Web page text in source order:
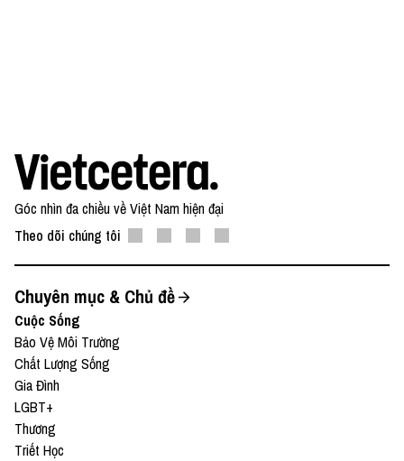
● Buy me a coffee:
https://www.buymeacoffee.com/vietcetera
team@vietcetera.com
Góc nhìn đa chiều về Việt Nam hiện đại
Theo dõi chúng tôi
Chuyên mục & Chủ đề
Cuộc Sống
Bảo Vệ Môi Trường
Chất Lượng Sống
Gia Đình
LGBT+
Thương
Triết Học